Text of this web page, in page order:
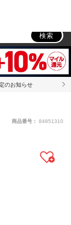
検索
のお知らせ
商品番号： 84851310